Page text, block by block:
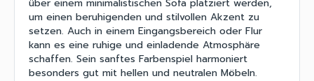
über einem minimalistischen Sofa platziert werden,
um einen beruhigenden und stilvollen Akzent zu
setzen. Auch in einem Eingangsbereich oder Flur
kann es eine ruhige und einladende Atmosphäre
schaffen. Sein sanftes Farbenspiel harmoniert
besonders gut mit hellen und neutralen Möbeln.